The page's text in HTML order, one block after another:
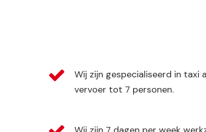
Wij zijn gespecialiseerd in taxi
vervoer tot 7 personen.